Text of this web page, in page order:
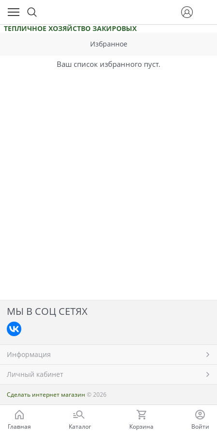
ТЕПЛИЧНОЕ ХОЗЯЙСТВО ЗАКИРОВЫХ
Избранное
Ваш список избранного пуст.
МЫ В СОЦ СЕТЯХ
Информация
Личный кабинет
Сделать интернет магазин © 2026
Главная Каталог Корзина Войти